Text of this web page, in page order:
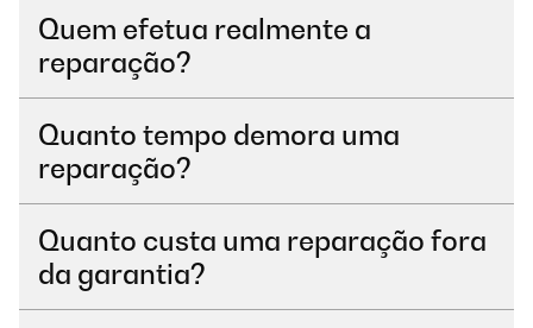
Quem efetua realmente a
reparação?
Quanto tempo demora uma
reparação?
Quanto custa uma reparação fora
da garantia?